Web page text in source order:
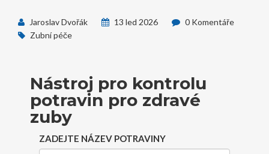
Jaroslav Dvořák 13 led 2026
0 Komentáře
Zubní péče
Nástroj pro kontrolu
potravin pro zdravé
zuby
ZADEJTE NÁZEV POTRAVINY